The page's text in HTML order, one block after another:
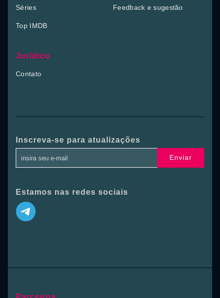
Séries
Top IMDB
Feedback e sugestão
Jurídico
Contato
Inscreva-se para atualizações
Enviar
Estamos nas redes sociais